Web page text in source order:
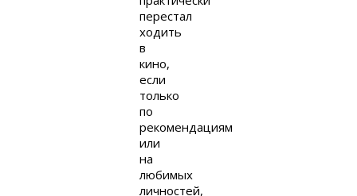
перестал
ходить
в
кино,
если
только
по
рекомендациям
или
на
любимых
личностей,